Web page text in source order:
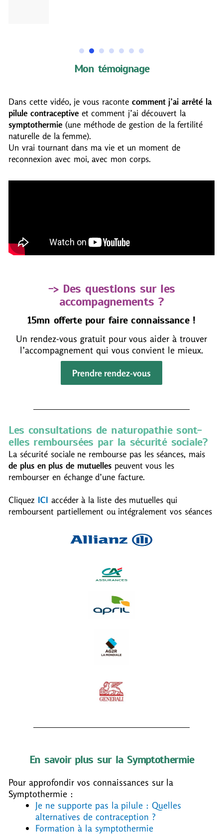
Mon témoignage
Dans cette vidéo, je vous raconte comment j’ai arrêté la
pilule contraceptive et comment j’ai découvert la
symptothermie (une méthode de gestion de la fertilité
naturelle de la femme).
Un vrai tournant dans ma vie et un moment de
reconnexion avec moi, avec mon corps.
-> Des questions sur les
accompagnements ?
15mn offerte pour faire connaissance !
Un rendez-vous gratuit pour vous aider à trouver
l’accompagnement qui vous convient le mieux.
Prendre rendez-vous
Les consultations de naturopathie sont-
elles remboursées par la sécurité sociale?​
La sécurité sociale ne rembourse pas les séances, mais
de plus en plus de mutuellespeuvent vous les
rembourser en échange d’une facture.
Cliquez ICI accéder à la liste des mutuelles qui
remboursent partiellement ou intégralement vos séances
En savoir plus sur la Symptothermie
Pour approfondir vos connaissances sur la
Symptothermie :
Je ne supporte pas la pilule : Quelles
alternatives de contraception ?
Formation à la symptothermie